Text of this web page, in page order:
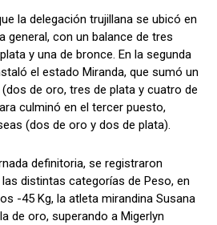
la delegación trujillana se ubicó en
general, con un balance de tres
y una de bronce. En la segunda
el estado Miranda, que sumó un
de oro, tres de plata y cuatro de
culminó en el tercer puesto,
(dos de oro y dos de plata).
definitoria, se registraron
distintas categorías de Peso, en
-45 Kg, la atleta mirandina Susana
de oro, superando a Migerlyn